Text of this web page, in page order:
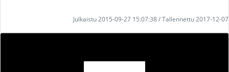
Julkaistu 2015-09-27 15:07:38 / Tallennettu 2017-12-07